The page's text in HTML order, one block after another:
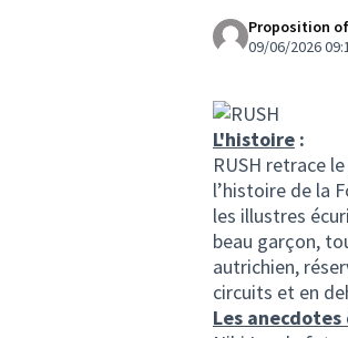
Proposition
09/06/2026
L'histoire :
RUSH retrace
l’histoire de la
les illustres
beau garçon,
autrichien,
circuits et en
Les